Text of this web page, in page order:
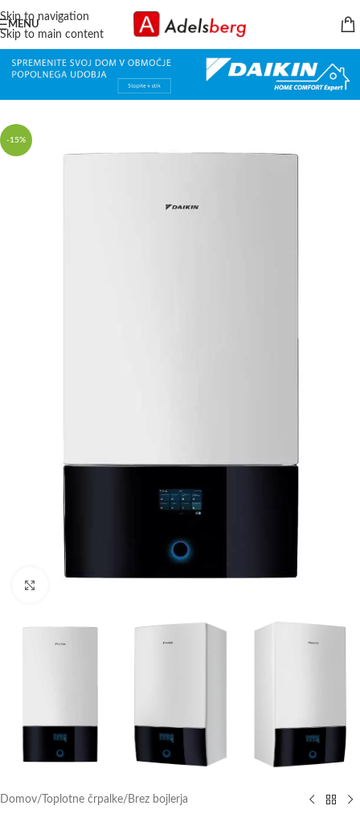
Skip to navigation
Skip to main content
MENU
-15%
Domov/ Toplotne črpalke/ Brez bojlerja